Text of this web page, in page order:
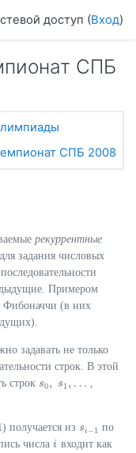
доступ (Вход)
СПБ
СПБ 2008
рекуррентные
задания числовых
Примером
Фибоначчи (в них
задавать не только
строк. В этой
строк s0, s1, …
s0, 1, …
,
) получается из si −1
si−1 по
числа i
i входит как